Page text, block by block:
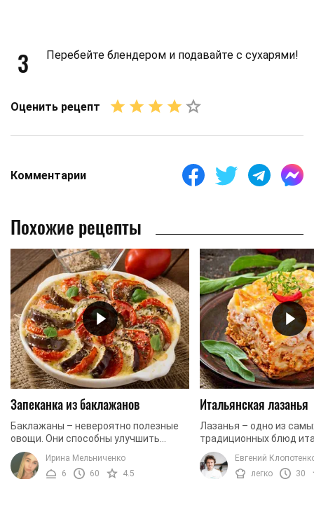
3 Перебейте блендером и подавайте с сухарями!
Оценить рецепт
Комментарии
Похожие рецепты
Запеканка из баклажанов
Баклажаны – невероятно полезные
овощи. Они способны улучшить
память, а также служат прекрасным
антиоксидантом. Кроме того,
употребление баклажанов ...
Ирина Мельниченко
6
60 4.5
Итальянская лазанья
Лазанья – одно из
традиционных блюд
кухни. В ее основе
фарш, много сыра и
тесто. Идеальный ...
Евгений
легко
30